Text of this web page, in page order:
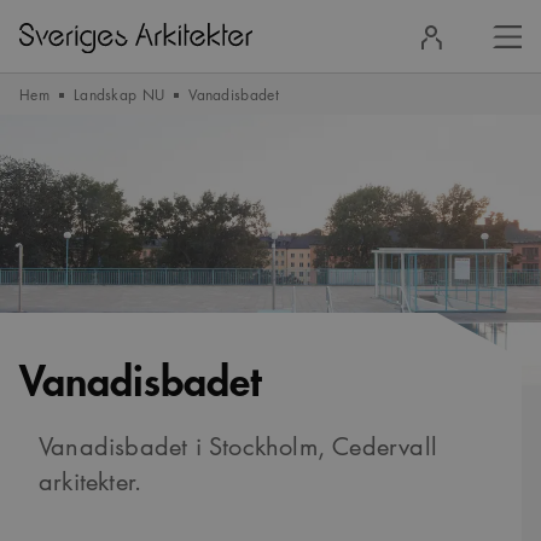
in
Hem Landskap NU Vanadisbadet
Vanadisbadet
Vanadisbadet i Stockholm, Cedervall
arkitekter.